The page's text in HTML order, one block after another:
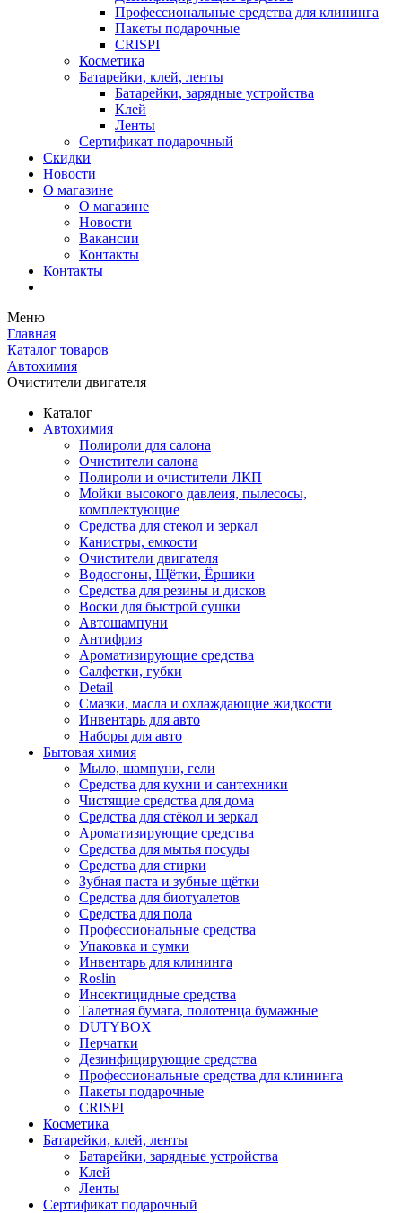
Профессиональные средства для клининга
Пакеты подарочные
CRISPI
Косметика
Батарейки, клей, ленты
Батарейки, зарядные устройства
Клей
Ленты
Сертификат подарочный
Скидки
Новости
О магазине
О магазине
Новости
Вакансии
Контакты
Контакты
Меню
Главная
Каталог товаров
Автохимия
Очистители двигателя
Каталог
Автохимия
Полироли для салона
Очистители салона
Полироли и очистители ЛКП
Мойки высокого давлеия, пылесосы,
комплектующие
Средства для стекол и зеркал
Канистры, емкости
Очистители двигателя
Водосгоны, Щётки, Ёршики
Средства для резины и дисков
Воски для быстрой сушки
Автошампуни
Антифриз
Ароматизирующие средства
Салфетки, губки
Detail
Смазки, масла и охлаждающие жидкости
Инвентарь для авто
Наборы для авто
Бытовая химия
Мыло, шампуни, гели
Средства для кухни и сантехники
Чистящие средства для дома
Средства для стёкол и зеркал
Ароматизирующие средства
Средства для мытья посуды
Средства для стирки
Зубная паста и зубные щётки
Средства для биотуалетов
Средства для пола
Профессиональные средства
Упаковка и сумки
Инвентарь для клининга
Roslin
Инсектицидные средства
Талетная бумага, полотенца бумажные
DUTYBOX
Перчатки
Дезинфицирующие средства
Профессиональные средства для клининга
Пакеты подарочные
CRISPI
Косметика
Батарейки, клей, ленты
Батарейки, зарядные устройства
Клей
Ленты
Сертификат подарочный